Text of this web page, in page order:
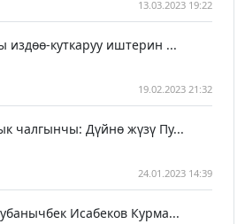
13.03.2023 19:22
издөө-куткаруу иштерин ...
19.02.2023 21:32
чалгынчы: Дүйнө жүзү Пу...
24.01.2023 14:39
Исабеков Курма...